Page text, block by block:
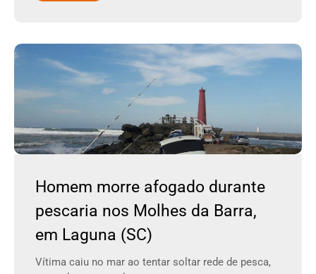
Homem morre afogado durante
pescaria nos Molhes da Barra,
em Laguna (SC)
Vítima caiu no mar ao tentar soltar rede de pesca,